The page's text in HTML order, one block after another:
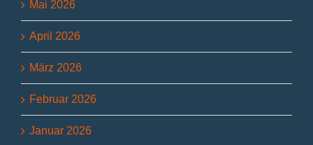
Mai 2026
April 2026
März 2026
Februar 2026
Januar 2026